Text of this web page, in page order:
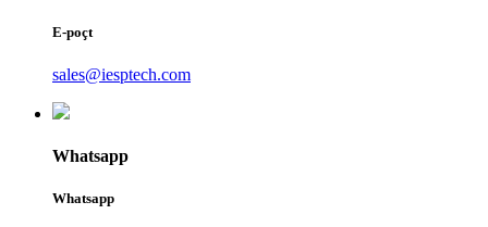
E-poçt
sales@iesptech.com
Whatsapp
Whatsapp